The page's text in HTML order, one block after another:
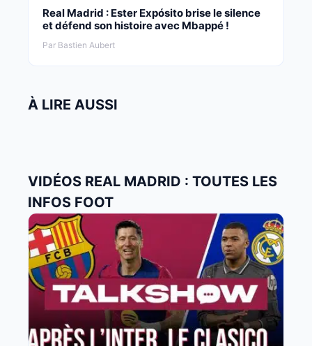
Real Madrid : Ester Expósito brise le silence
et défend son histoire avec Mbappé !
Par Bastien Aubert
À LIRE AUSSI
VIDÉOS REAL MADRID : TOUTES LES
INFOS FOOT